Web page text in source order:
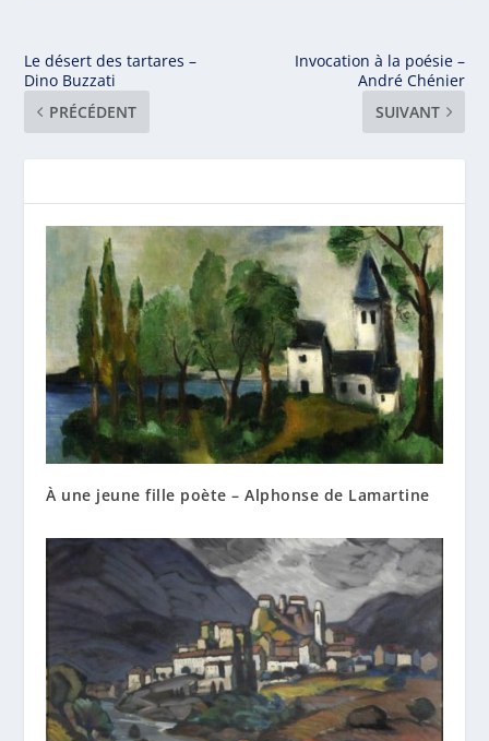
Le désert des tartares –
Dino Buzzati
PRÉCÉDENT
Invocation à la poésie –
André Chénier
SUIVANT
À une jeune fille poète – Alphonse de Lamartine